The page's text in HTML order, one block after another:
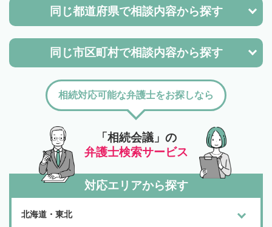
同じ都道府県で相談内容から探す
同じ市区町村で相談内容から探す
「相続会議」の
弁護士検索サービス
相続対応可能な弁護士をお探しなら
対応エリアから探す
北海道・東北